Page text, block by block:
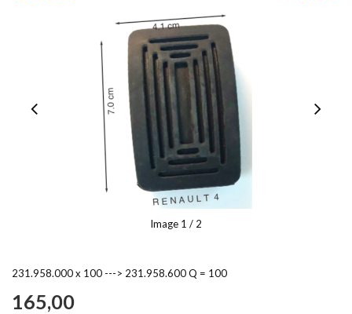
Image 1 / 2
231.958.000 x 100 ---> 231.958.600 Q = 100
165,00